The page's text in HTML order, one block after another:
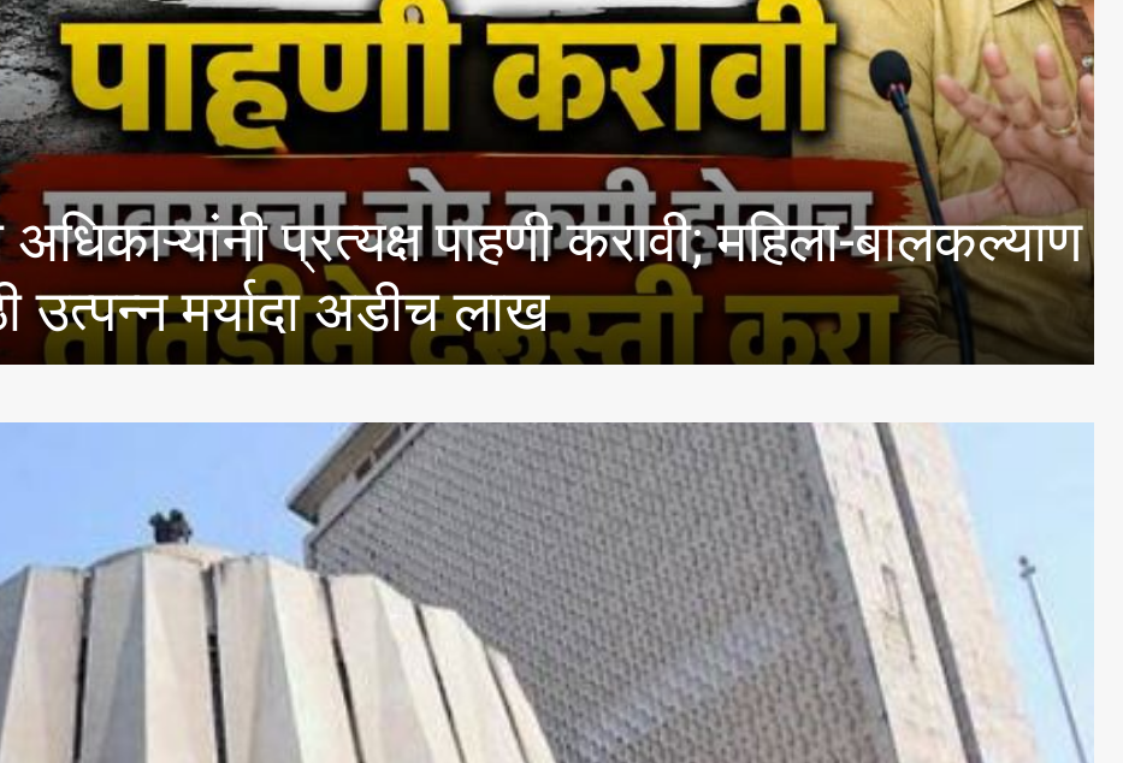
आरोपी भारतात; १८ हजार ७६२ कोटी रुपये परत
दावा